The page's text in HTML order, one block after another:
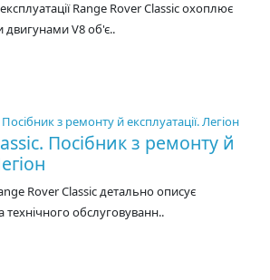
Range Rover Classic охоплює
двигунами V8 об'є..
Посібник з ремонту й
Rover Classic детально описує
обслуговуванн..